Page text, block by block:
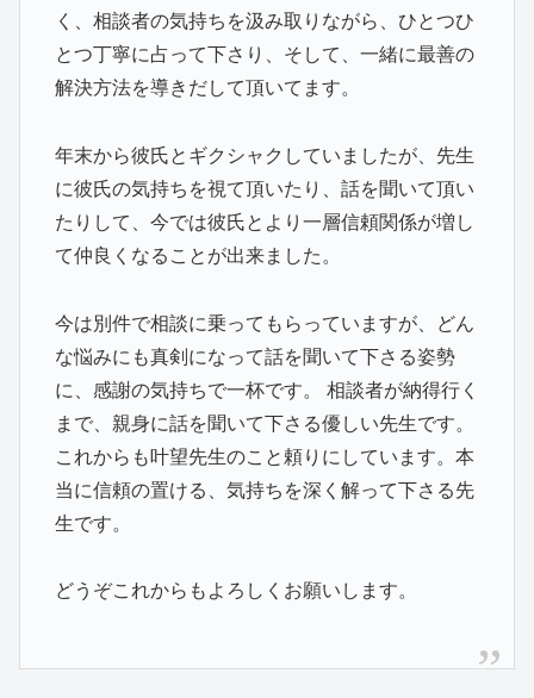
く、相談者の気持ちを汲み取りながら、ひとつひ
とつ丁寧に占って下さり、そして、一緒に最善の
解決方法を導きだして頂いてます。
年末から彼氏とギクシャクしていましたが、先生
に彼氏の気持ちを視て頂いたり、話を聞いて頂い
たりして、今では彼氏とより一層信頼関係が増し
て仲良くなることが出来ました。
今は別件で相談に乗ってもらっていますが、どん
な悩みにも真剣になって話を聞いて下さる姿勢
に、感謝の気持ちで一杯です。 相談者が納得行く
まで、親身に話を聞いて下さる優しい先生です。
これからも叶望先生のこと頼りにしています。本
当に信頼の置ける、気持ちを深く解って下さる先
生です。
どうぞこれからもよろしくお願いします。